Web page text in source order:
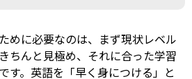
めに必要なのは、まず現状レベル
ちんと見極め、それに合った学習
す。英語を「早く身につける」と